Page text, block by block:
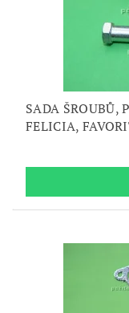
SADA ŠROUBŮ,
FELICIA,